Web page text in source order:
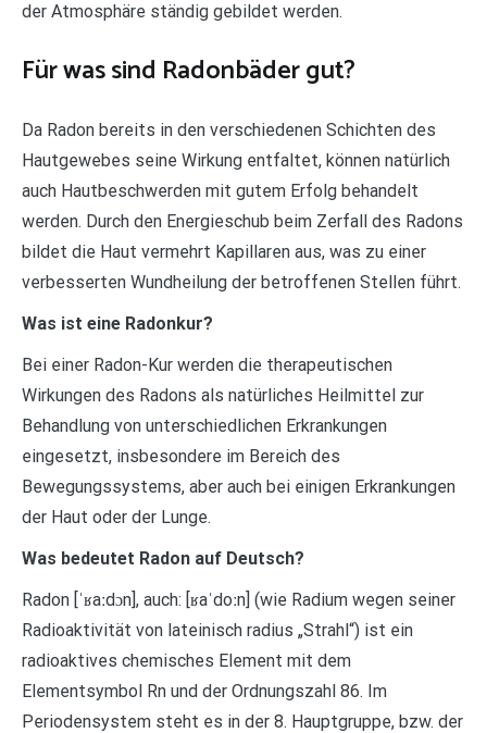
der Atmosphäre ständig gebildet werden.
Für was sind Radonbäder gut?
Da Radon bereits in den verschiedenen Schichten des
Hautgewebes seine Wirkung entfaltet, können natürlich
auch Hautbeschwerden mit gutem Erfolg behandelt
werden. Durch den Energieschub beim Zerfall des Radons
bildet die Haut vermehrt Kapillaren aus, was zu einer
verbesserten Wundheilung der betroffenen Stellen führt.
Was ist eine Radonkur?
Bei einer Radon-Kur werden die therapeutischen
Wirkungen des Radons als natürliches Heilmittel zur
Behandlung von unterschiedlichen Erkrankungen
eingesetzt, insbesondere im Bereich des
Bewegungssystems, aber auch bei einigen Erkrankungen
der Haut oder der Lunge.
Was bedeutet Radon auf Deutsch?
Radon ​[⁠ˈʁaːdɔn⁠]​, auch: ​[⁠ʁaˈdoːn⁠]​ (wie Radium wegen seiner
Radioaktivität von lateinisch radius „Strahl“) ist ein
radioaktives chemisches Element mit dem
Elementsymbol Rn und der Ordnungszahl 86. Im
Periodensystem steht es in der 8. Hauptgruppe, bzw. der